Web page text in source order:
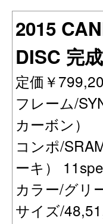
2015
DISC 完
定価￥
フレーム/
カーボン）
コンポ/
ーキ）
カラー/グリ
サイズ/